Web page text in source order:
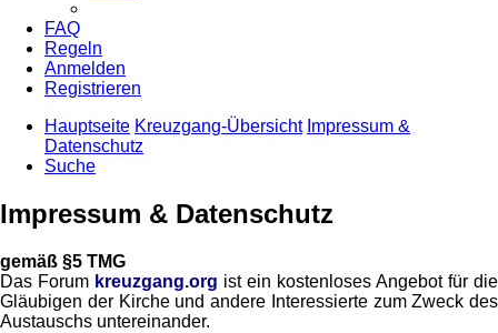
FAQ
Regeln
Anmelden
Registrieren
Hauptseite Kreuzgang-Übersicht Impressum &
Datenschutz
Suche
Impressum & Datenschutz
gemäß §5 TMG
Das Forum kreuzgang.org ist ein kostenloses Angebot für die
Gläubigen der Kirche und andere Interessierte zum Zweck des
Austauschs untereinander.